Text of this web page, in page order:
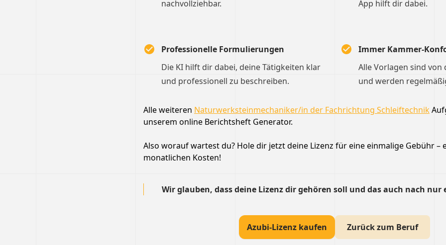
nachvollziehbar.
App hilft dir dabei.
Professionelle Formulierungen
Die KI hilft dir dabei, deine Tätigkeiten klar
und professionell zu beschreiben.
Immer Kammer-
Alle Vorlagen sind
und werden
Alle weiteren Naturwerksteinmechaniker/in der Fachrichtung Schleiftechnik
unserem online Berichtsheft Generator.
Also worauf wartest du? Hole dir jetzt deine Lizenz für eine einmalige Gebühr –
monatlichen Kosten!
Wir glauben, dass deine Lizenz dir gehören soll und das auch nach nur
Azubi-Lizenz kaufen Zurück zum Beruf